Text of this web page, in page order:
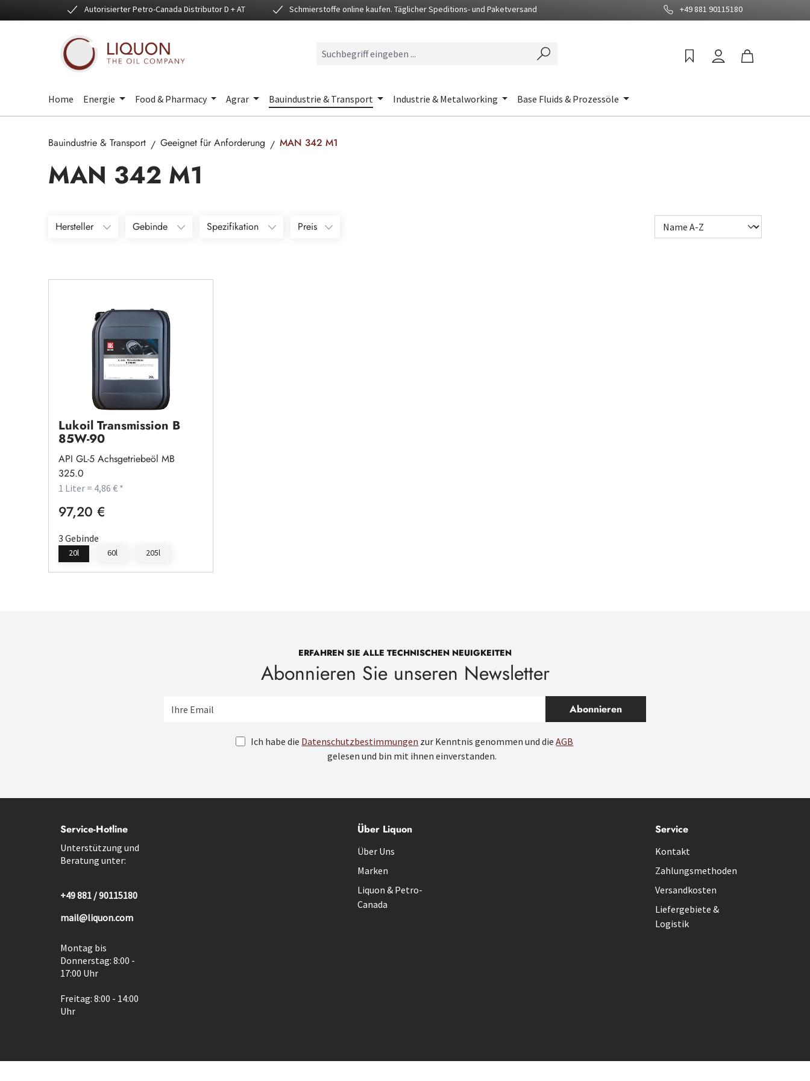
Hauptinhalt springen
Zur Suche springen
Zur Hauptnavigation springenAutorisierter Petro-Canada Distributor D + AT Schmierstoffe online kaufen. Täglicher Speditions- und Paketversand +49 881 90115180
Home Energie Food & Pharmacy Agrar Bauindustrie & Transport Industrie & Metalworking Base Fluids & Prozessöle
Bauindustrie & Transport Geeignet für Anforderung MAN 342 M1
MAN 342 M1
Hersteller Gebinde Spezifikation Preis
Lukoil Transmission B
85W-90
API GL-5 Achsgetriebeöl MB
325.0
1 Liter = 4,86 € *
Regulärer Preis:
97,20 €
3 Gebinde
20l 60l 205l
ERFAHREN SIE ALLE TECHNISCHEN NEUIGKEITEN
Abonnieren Sie unseren Newsletter
Abonnieren
Ich habe die Datenschutzbestimmungen zur Kenntnis genommen und dieAGB
gelesen und bin mit ihnen einverstanden.
Service-Hotline
Unterstützung und
Beratung unter:
+49 881 / 90115180
mail@liquon.com
Montag bis
Donnerstag: 8:00 -
17:00 Uhr
Freitag: 8:00 - 14:00
Uhr
Über Liquon
Über Uns
Marken
Liquon & Petro-
Canada
Service
Kontakt
Zahlungsmethoden
Versandkosten
Liefergebiete &
Logistik